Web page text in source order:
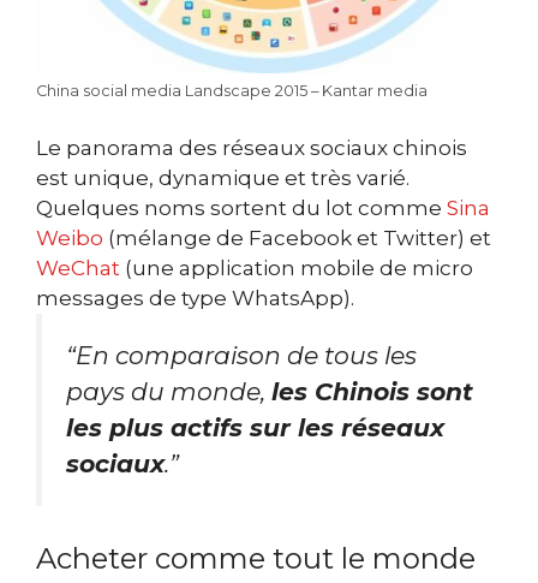
China social media Landscape 2015 – Kantar media
Le panorama des réseaux sociaux chinois
est unique, dynamique et très varié.
Quelques noms sortent du lot comme Sina
Weibo (mélange de Facebook et Twitter) et
WeChat (une application mobile de micro
messages de type WhatsApp).
“En comparaison de tous les
pays du monde, les Chinois sont
les plus actifs sur les réseaux
sociaux.”
Acheter comme tout le monde